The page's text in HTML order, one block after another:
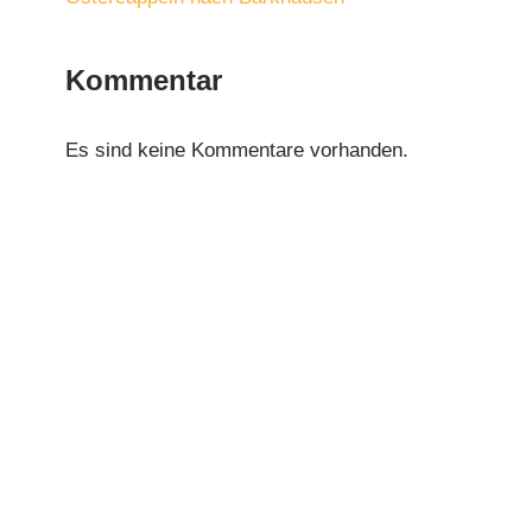
Kommentar
Es sind keine Kommentare vorhanden.